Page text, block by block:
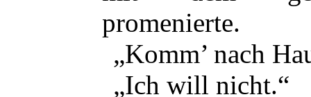
promenierte.
„Komm’ nach
„Ich will nicht.“